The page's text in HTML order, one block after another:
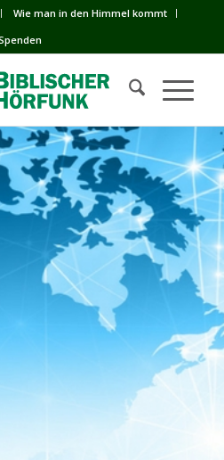
Wie man in den Himmel kommt